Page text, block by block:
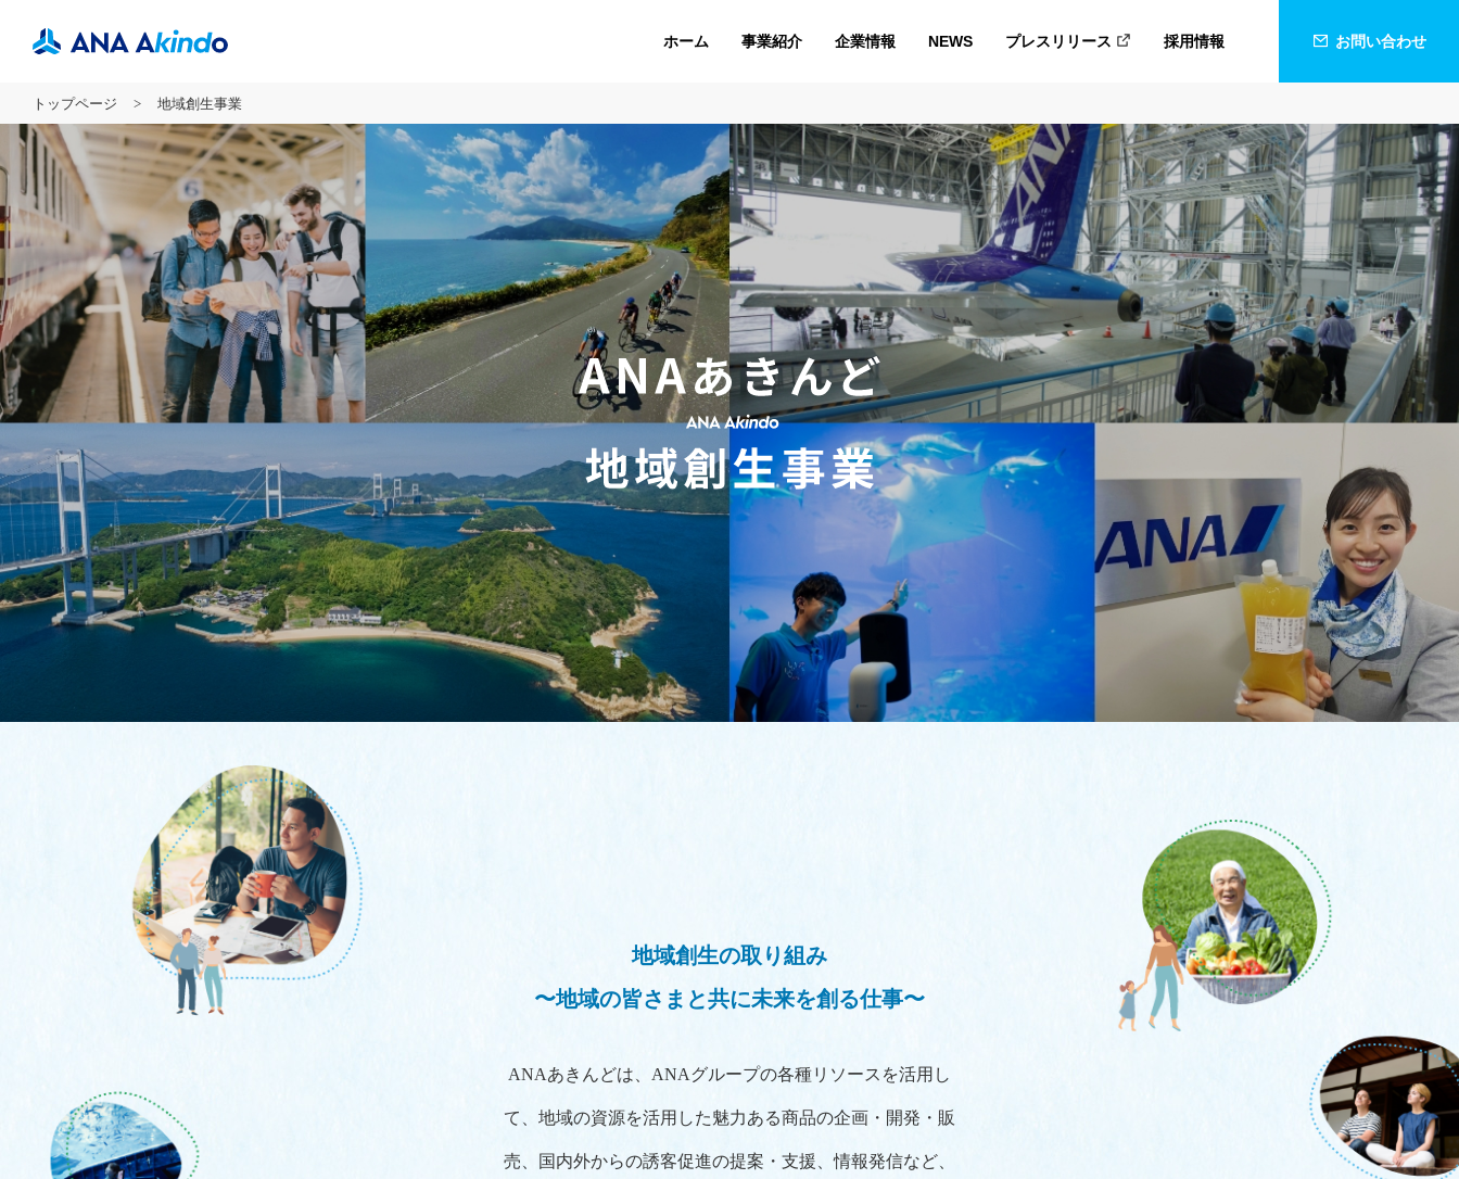
ホーム 事業紹介 企業情報 NEWS プレスリリース 採用情報 お問い合わせ
トップページ 地域創生事業
地域創生の取り組み
〜地域の皆さまと共に未来を創る仕事〜
ANAあきんどは、ANAグループの各種リソースを活用し
て、地域の資源を活用した魅力ある商品の企画・開発・販
売、国内外からの誘客促進の提案・支援、情報発信など、